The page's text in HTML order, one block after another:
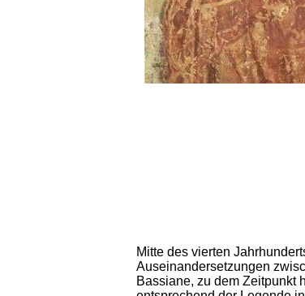
Mitte des vierten
Auseinandersetzungen
Bassiane, zu dem Zeitpunkt